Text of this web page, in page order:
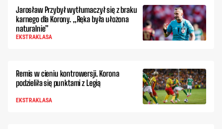
Jarosław Przybył wytłumaczył się z braku
karnego dla Korony. „Ręka była ułożona
naturalnie”
EKSTRAKLASA
Remis w cieniu kontrowersji. Korona
podzieliła się punktami z Legią
EKSTRAKLASA